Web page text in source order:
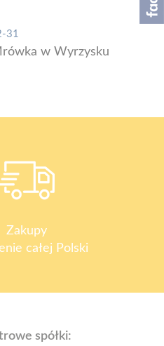
31
w Wyrzysku
Zakupy
całej Polski
spółki: